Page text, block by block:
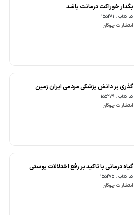
بگذار خوراکت درمانت باشد
کد کتاب : 155281
انتشارات چوگان
گذری بر دانش پزشکی مردمی ایران زمین
کد کتاب : 155279
انتشارات چوگان
گیاه درمانی با تاکید بر رفع اختلالات پوستی
کد کتاب : 155275
انتشارات چوگان